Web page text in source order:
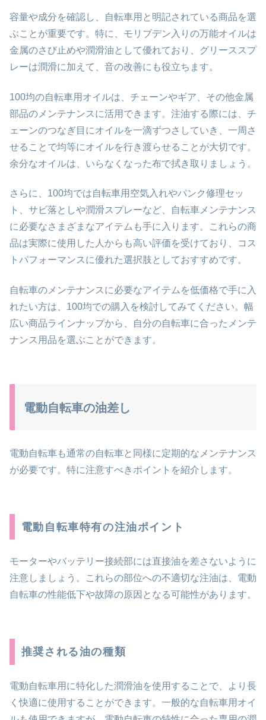
容量や成分を確認し、自転車用と明記されている商品を選
ぶことが重要です。特に、モリブデン入りの万能オイルは
金属のさび止めや潤滑油として優れており、グリーススプ
レーは潤滑に加えて、音の改善にも役立ちます。
100均の自転車用オイルは、チェーンやギア、その他金属
部品のメンテナンスに活用できます。注油する際には、チ
ェーンのつなぎ目にオイルを一滴ずつさしていき、一周さ
せることで均等にオイルを行き渡らせることが大切です。
余分なオイルは、いらなくなった布で拭き取りましょう。
さらに、100均では自転車用空気入れやパンク修理セッ
ト、サビ落としや潤滑スプレーなど、自転車メンテナンス
に必要なさまざまなアイテムも手に入ります。これらの商
品は実際に使用した人からも高い評価を受けており、コス
トパフォーマンスに優れた選択肢としておすすめです。
自転車のメンテナンスに必要なアイテムを低価格で手に入
れたい方は、100均での購入を検討してみてください。幅
広い商品ラインナップから、自分の自転車に合ったメンテ
ナンス用品を選ぶことができます。
電動自転車の油差し
電動自転車も通常の自転車と同様に定期的なメンテナンス
が必要です。特に注意すべきポイントを紹介します。
電動自転車特有の注油ポイント
モーターやバッテリー接続部には直接油を差さないように
注意しましょう。これらの部位への不適切な注油は、電動
自転車の性能低下や故障の原因となる可能性があります。
推奨される油の種類
電動自転車用に特化した潤滑油を使用することで、より長
く快適に使用することができます。一般的な自転車用オイ